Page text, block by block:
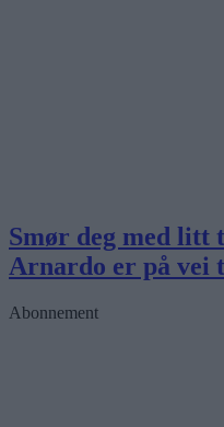
Smør deg med litt
Arnardo er på vei
Abonnement